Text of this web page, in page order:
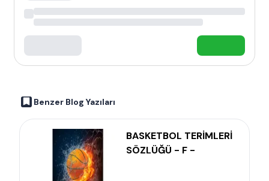
Benzer Blog Yazıları
BASKETBOL TERİMLERİ
SÖZLÜĞÜ - F -